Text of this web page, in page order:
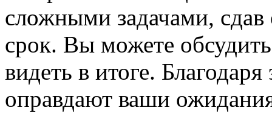
сложными задачами, сдав
срок. Вы можете
видеть в итоге.
оправдают ваши